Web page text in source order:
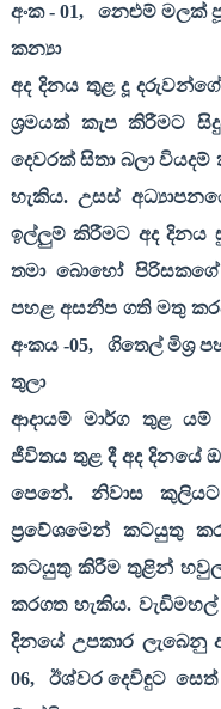
අංක - 01,
නෙළුම් මලක්
කන්‍යා
අද දිනය තුළ දූ
ශ්‍රමයක් කැප කිරීමට
දෙවරක් සිතා බලා
හැකිය. උසස්
ඉල්ලුම් කිරීමට අද දිනය
තමා බොහෝ
පහළ අසනීප ගති මතු
අංකය -05,
ගිතෙල් මිශ්‍ර
තුලා
ආදායම් මාර්ග තුළ
ජීවිතය තුළ දී අද
පෙනේ. නිවාස
ප්‍රවේශමෙන් කටයුතු
කටයුතු කිරීම තුළින් හවුල්
කරගත හැකිය.
දිනයේ උපකාර
06,
ඊශ්වර දෙවිඳුට